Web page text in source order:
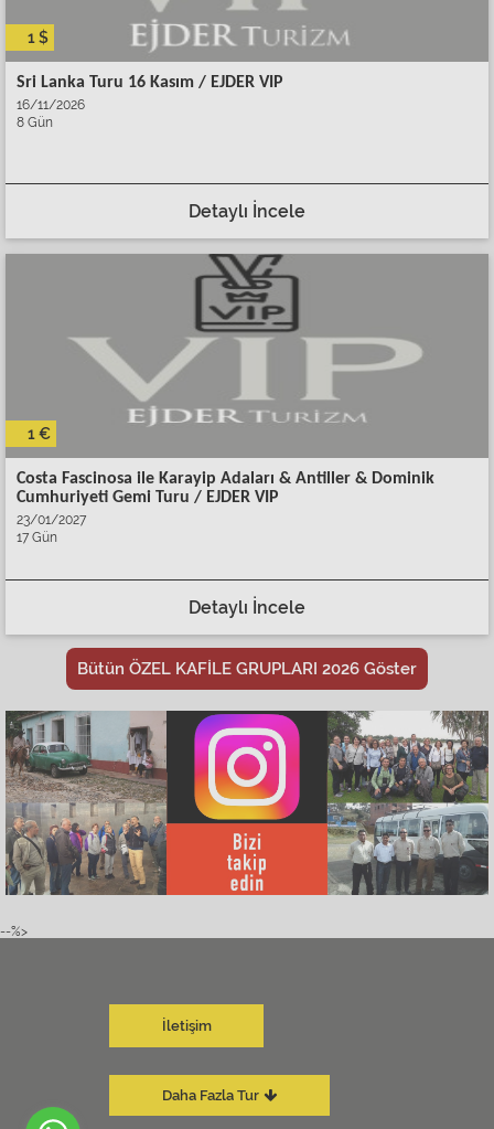
1 $
Sri Lanka Turu 16 Kasım / EJDER VIP
16/11/2026
8 Gün
Detaylı İncele
1 €
Costa Fascinosa ile Karayip Adaları & Antiller & Dominik
Cumhuriyeti Gemi Turu / EJDER VIP
23/01/2027
17 Gün
Detaylı İncele
Bütün ÖZEL KAFİLE GRUPLARI 2026 Göster
--%>
İletişim
Daha Fazla Tur